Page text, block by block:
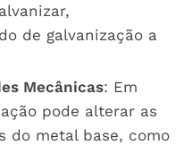
de galvanização a
Mecânicas: Em
pode alterar as
do metal base, como